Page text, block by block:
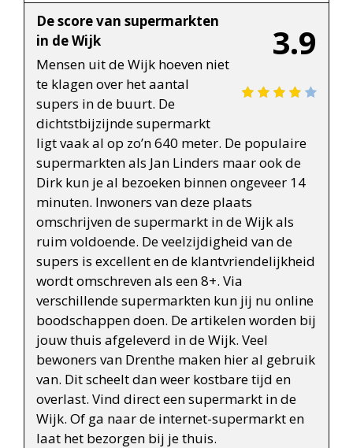
3.9
De score van supermarkten
in de Wijk
Mensen uit de Wijk hoeven niet
te klagen over het aantal
supers in de buurt. De
dichtstbijzijnde supermarkt
ligt vaak al op zo’n 640 meter. De populaire
supermarkten als Jan Linders maar ook de
Dirk kun je al bezoeken binnen ongeveer 14
minuten. Inwoners van deze plaats
omschrijven de supermarkt in de Wijk als
ruim voldoende. De veelzijdigheid van de
supers is excellent en de klantvriendelijkheid
wordt omschreven als een 8+. Via
verschillende supermarkten kun jij nu online
boodschappen doen. De artikelen worden bij
jouw thuis afgeleverd in de Wijk. Veel
bewoners van Drenthe maken hier al gebruik
van. Dit scheelt dan weer kostbare tijd en
overlast. Vind direct een supermarkt in de
Wijk. Of ga naar de internet-supermarkt en
laat het bezorgen bij je thuis.